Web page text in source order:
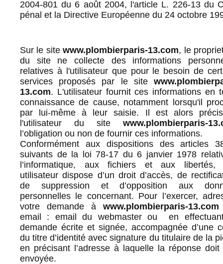
2004-801 du 6 août 2004, l'article L. 226-13 du
pénal et la Directive Européenne du 24 octobre
Sur le sitewww.plombierparis-13.com, le
du site ne collecte des informations
relatives à l'utilisateur que pour le besoin de
services proposés par le site
13.com. L'utilisateur fournit ces informations en
connaissance de cause, notamment lorsqu'il
par lui-même à leur saisie. Il est alors
l'utilisateur du site www.plombierparis-
l’obligation ou non de fournir ces informations.
Conformément aux dispositions des articles
suivants de la loi 78-17 du 6 janvier 1978
l’informatique, aux fichiers et aux libertés,
utilisateur dispose d’un droit d’accès, de
de suppression et d’opposition aux
personnelles le concernant. Pour l’exercer,
votre demande à www.plombierparis-13.com
email : email du webmaster ou en
demande écrite et signée, accompagnée d’une
du titre d’identité avec signature du titulaire de la
en précisant l’adresse à laquelle la réponse doit
envoyée.